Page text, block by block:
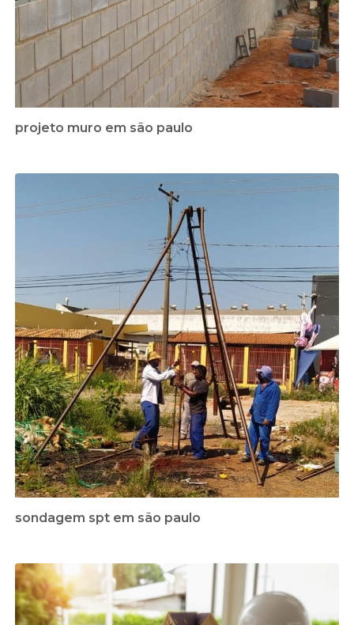
projeto muro em são paulo
sondagem spt em são paulo